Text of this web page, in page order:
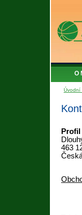
O
Úvodní
463